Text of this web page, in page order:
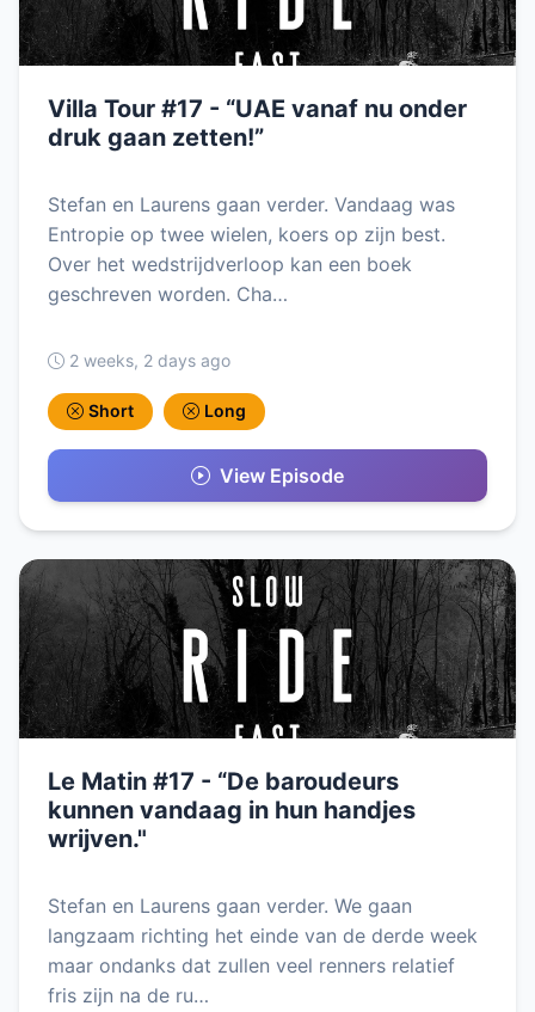
Villa Tour #17 - “UAE vanaf nu onder
druk gaan zetten!”
Stefan en Laurens gaan verder. Vandaag was
Entropie op twee wielen, koers op zijn best.
Over het wedstrijdverloop kan een boek
geschreven worden. Cha…
2 weeks, 2 days ago
Short Long
View Episode
Le Matin #17 - “De baroudeurs
kunnen vandaag in hun handjes
wrijven."
Stefan en Laurens gaan verder. We gaan
langzaam richting het einde van de derde week
maar ondanks dat zullen veel renners relatief
fris zijn na de ru…